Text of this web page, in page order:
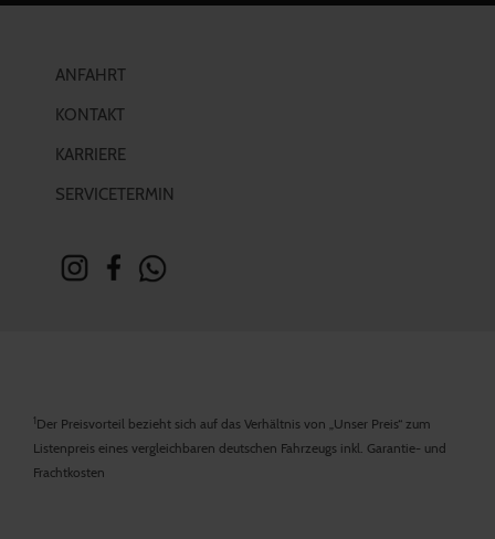
ANFAHRT
KONTAKT
KARRIERE
SERVICETERMIN
1Der Preisvorteil bezieht sich auf das Verhältnis von „Unser Preis“ zum
Listenpreis eines vergleichbaren deutschen Fahrzeugs inkl. Garantie- und
Frachtkosten